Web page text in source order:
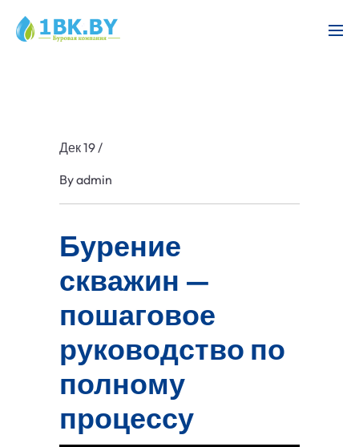
Дек 19/
Byadmin
Бурение
скважин —
пошаговое
руководство по
полному
процессу